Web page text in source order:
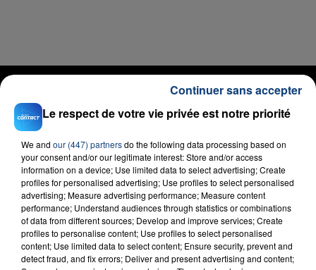
CHARLIE PUTH
RADIO CONTACT
FIL D'ACTU
Le respect de votre vie privée est notre priorité
We and our (447) partnersdo the following data processing based on
your consent and/or our legitimate interest: Store and/or access
information on a device; Use limited data to select advertising; Create
profiles for personalised advertising; Use profiles to select personalised
advertising; Measure advertising performance; Measure content
performance; Understand audiences through statistics or combinations
of data from different sources; Develop and improve services; Create
profiles to personalise content; Use profiles to select personalised
content; Use limited data to select content; Ensure security, prevent and
detect fraud, and fix errors; Deliver and present advertising and content;
Continuer sans accepter